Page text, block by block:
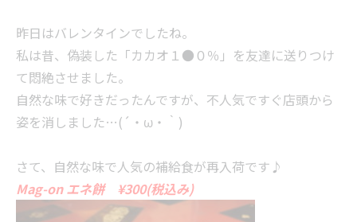
昨日はバレンタインでしたね。
私は昔、偽装した「カカオ１●０％」を友達に送りつけ
て悶絶させました。
自然な味で好きだったんですが、不人気ですぐ店頭から
姿を消しました…(´・ω・｀)
さて、自然な味で人気の補給食が再入荷です♪
Mag-on エネ餅 ¥300(税込み)